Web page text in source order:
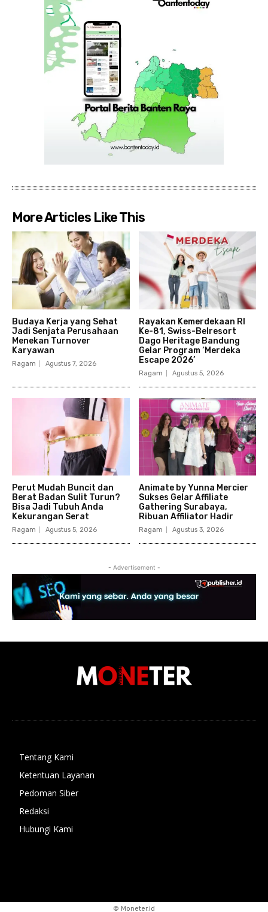
More Articles Like This
Budaya Kerja yang Sehat
Jadi Senjata Perusahaan
Menekan Turnover
Karyawan
Ragam Agustus 7, 2026
Rayakan Kemerdekaan RI
Ke-81, Swiss-Belresort
Dago Heritage Bandung
Gelar Program ‘Merdeka
Escape 2026’
Ragam Agustus 5, 2026
Perut Mudah Buncit dan
Berat Badan Sulit Turun?
Bisa Jadi Tubuh Anda
Kekurangan Serat
Ragam Agustus 5, 2026
Animate by Yunna Mercier
Sukses Gelar Affiliate
Gathering Surabaya,
Ribuan Affiliator Hadir
Ragam Agustus 3, 2026
- Advertisement -
Tentang Kami
Ketentuan Layanan
Pedoman Siber
Redaksi
Hubungi Kami
© Moneter.id